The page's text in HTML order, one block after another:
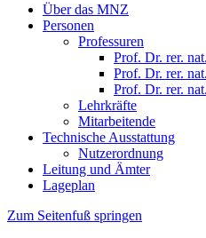
Über das MNZ
Personen
Professuren
Prof. Dr. rer.
Prof. Dr. rer.
Prof. Dr. rer.
Lehrkräfte
Mitarbeitende
Technische Ausstattung
Nutzerordnung
Leitung und Ämter
Lageplan
Zum Seitenfuß springen